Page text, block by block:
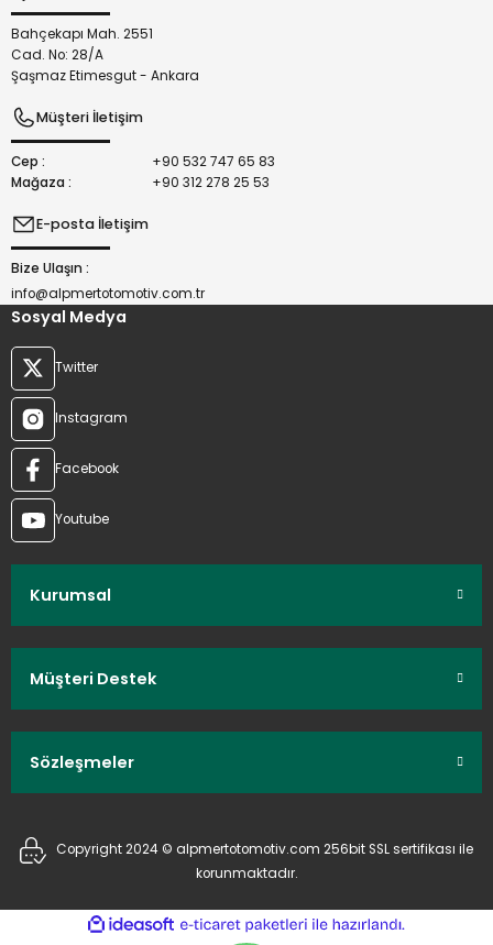
Bahçekapı Mah. 2551
Cad. No: 28/A
Şaşmaz Etimesgut - Ankara
Müşteri İletişim
Cep :
+90 532 747 65 83
Mağaza :
+90 312 278 25 53
E-posta İletişim
Bize Ulaşın :
info@alpmertotomotiv.com.tr
Sosyal Medya
Twitter
Instagram
Facebook
Youtube
Kurumsal
Müşteri Destek
Sözleşmeler
Copyright 2024 © alpmertotomotiv.com 256bit SSL sertifikası ile
korunmaktadır.
ideasoft
e-